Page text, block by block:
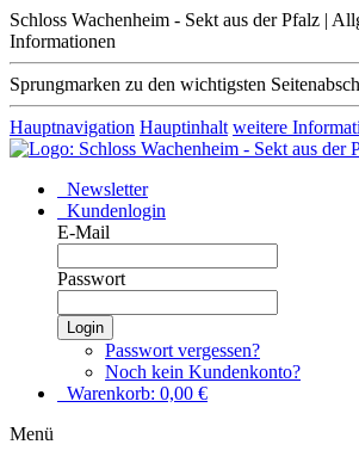
Schloss Wachenheim - Sekt aus der Pfalz |
Informationen
Sprungmarken zu den wichtigsten
Hauptnavigation Hauptinhalt weitere
Newsletter
Kundenlogin
E-Mail
Passwort
Login
Passwort vergessen?
Noch kein Kundenkonto?
Warenkorb: 0,00 €
Menü